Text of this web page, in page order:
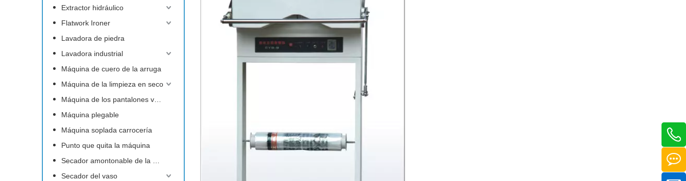
Extractor hidráulico
Flatwork Ironer
Lavadora de piedra
Lavadora industrial
Máquina de cuero de la arruga
Máquina de la limpieza en seco
Máquina plegable
Máquina soplada carrocería
Punto que quita la máquina
Secador del vaso